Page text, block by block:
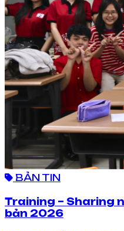
BẢN TIN
Training – Sharing
bản 2026